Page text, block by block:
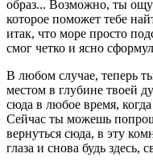
образ... Возможно, ты
которое поможет тебе
итак, что море просто
смог четко и ясно
В любом случае, теперь
местом в глубине твоей
сюда в любое время,
Сейчас ты можешь
вернуться сюда, в эту
глаза и снова будь